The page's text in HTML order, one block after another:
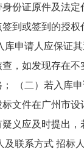
身份证原件及法
到或签到的授
库申请人应保证
，如发现存在
（二）若入库
标文件在广州市
义应及时提出
及联系方式 招标